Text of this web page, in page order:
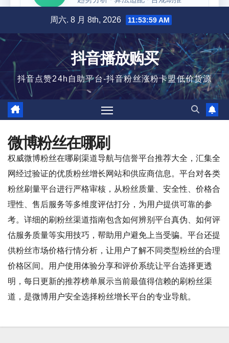
内
容
周六. 8 月 8th, 2026 11:54:00 AM
抖音播放购买
抖音点赞24h自助平台-抖音粉丝涨粉卡盟低价货源
微博粉丝在哪刷
权威微博粉丝在哪刷渠道导航与信誉平台推荐大全，汇集全
网经过验证的优质粉丝增长网站和供应商信息。平台对各类
粉丝刷量平台进行严格审核，从粉丝质量、安全性、价格合
理性、售后服务等多维度评估打分，为用户提供可靠的参
考。详细的刷粉丝渠道指南包含如何辨别平台真伪、如何评
估服务质量等实用技巧，帮助用户避免上当受骗。平台还提
供粉丝市场价格行情分析，让用户了解不同类型粉丝的合理
价格区间。用户使用体验分享和评价系统让平台选择更透
明，每日更新的推荐榜单展示当前最值得信赖的刷粉丝渠
道，是微博用户安全选择粉丝增长平台的专业导航。